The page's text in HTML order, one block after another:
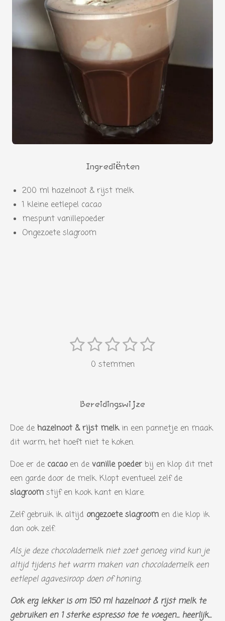
Ingrediënten
200 ml hazelnoot & rijst melk
1 kleine eetlepel cacao
mespunt vanillepoeder
Ongezoete slagroom
:
0
t
e
r
r
e
1 2
s
r
r
e
n
3
s
r
r
e
n
4
s
r
r
e
n
5
r
r
e
n
0 stemmen
Bereidingswijze
Doe de hazelnoot & rijst melkin een pannetje en maak
dit warm, het hoeft niet te koken.
Doe er de cacaoen de vanille poeder bij en klop dit met
een garde door de melk. Klopt eventueel zelf de
slagroom stijf en kook kant en klare.
Zelf gebruik ik altijd ongezoete slagroom en die klop ik
dan ook zelf.
Als je deze chocolademelk niet zoet genoeg vind kun je
altijd tijdens het warm maken van chocolademelk een
eetlepel agavesiroop doen of honing.
Ook erg lekker is om 150 ml hazelnoot & rijst melk te
gebruiken en 1 sterke espresso toe te voegen... heerlijk...